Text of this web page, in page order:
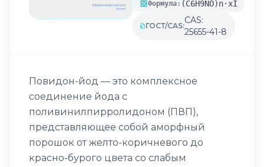
Формула: (C6H9NO)n·xI
ГОСТ/CAS:
CAS:
25655-41-8
Повидон-йод — это комплексное
соединение йода с
поливинилпирролидоном (ПВП),
представляющее собой аморфный
порошок от желто-коричневого до
красно-бурого цвета со слабым